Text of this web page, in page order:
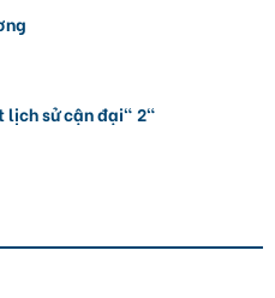
lịch sử cận đại" 2"